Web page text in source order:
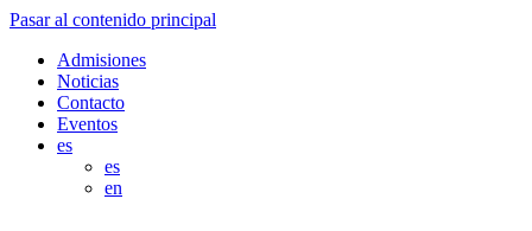
Pasar al contenido principal
Admisiones
Noticias
Contacto
Eventos
es
es
en